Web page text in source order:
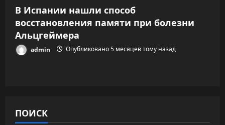
В Испании нашли способ
восстановления памяти при болезни
Альцгеймера
admin Опубликовано 5 месяцев тому назад
ПОИСК